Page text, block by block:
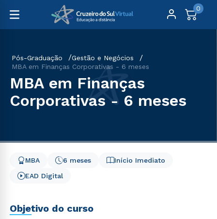
0
Pós-Graduação
Gestão e Negócios
MBA em Finanças Corporativas - 6 meses
MBA em Finanças
Corporativas - 6 meses
Início Imediato
6 meses
MBA
EAD Digital
Objetivo do curso